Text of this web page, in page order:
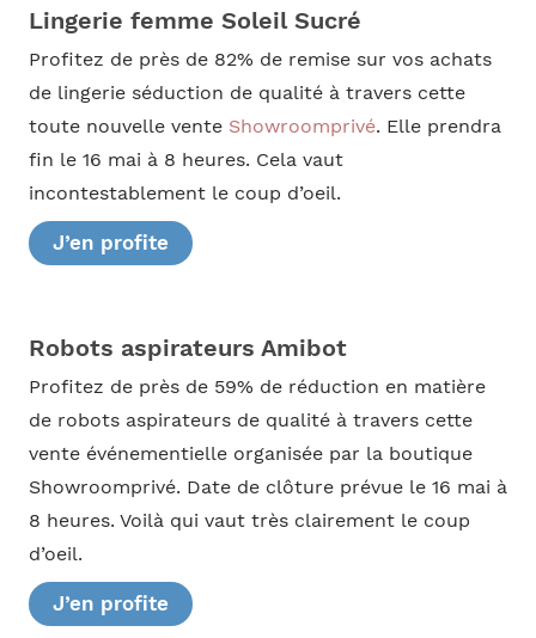
Lingerie femme Soleil Sucré
Profitez de près de 82% de remise sur vos achats
de lingerie séduction de qualité à travers cette
toute nouvelle vente Showroomprivé. Elle prendra
fin le 16 mai à 8 heures. Cela vaut
incontestablement le coup d’oeil.
J’en profite
Robots aspirateurs Amibot
Profitez de près de 59% de réduction en matière
de robots aspirateurs de qualité à travers cette
vente événementielle organisée par la boutique
Showroomprivé. Date de clôture prévue le 16 mai à
8 heures. Voilà qui vaut très clairement le coup
d’oeil.
J’en profite